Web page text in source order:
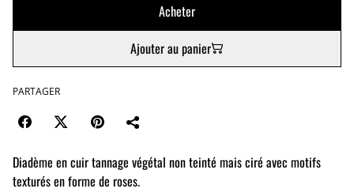
Acheter
Ajouter au panier
PARTAGER
Diadème en cuir tannage végétal non teinté mais ciré avec motifs
texturés en forme de roses.